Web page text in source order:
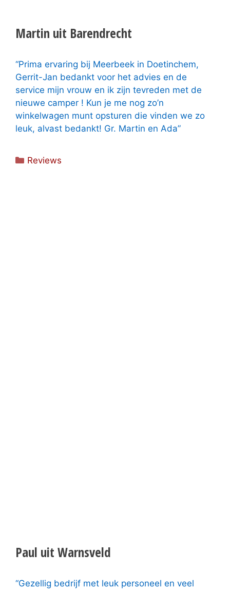
Martin uit Barendrecht
“Prima ervaring bij Meerbeek in Doetinchem,
Gerrit-Jan bedankt voor het advies en de
service mijn vrouw en ik zijn tevreden met de
nieuwe camper ! Kun je me nog zo’n
winkelwagen munt opsturen die vinden we zo
leuk, alvast bedankt! Gr. Martin en Ada”
Categorieën
Reviews
Paul uit Warnsveld
“Gezellig bedrijf met leuk personeel en veel